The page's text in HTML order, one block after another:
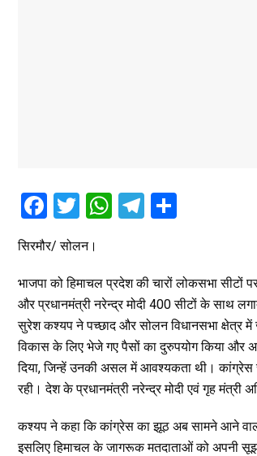
F
ce
b
o
o
k
T
tt
er
W
s
A
p
p
T
gr
a
m
e
सिरमौर/ सोलन।
भाजपा को हिमाचल प्रदेश की चारों लोकसभा सीटों
और प्रधानमंत्री नरेन्द्र मोदी 400 सीटों के साथ
सुरेश कश्यप ने पच्छाद और सोलन विधानसभा क्षेत्र
विकास के लिए भेजे गए पैसों का दुरुपयोग किया और
दिया, जिन्हें उनकी असल में आवश्यकता थी। कांग्रेस
रही। देश के प्रधानमंत्री नरेन्द्र मोदी एवं गृह मंत्री
कश्यप ने कहा कि कांग्रेस का झूठ अब सामने आने वाला
इसलिए हिमाचल के जागरूक मतदाताओं को अपनी